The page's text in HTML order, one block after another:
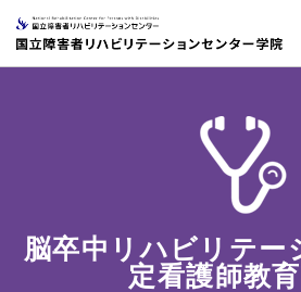
脳卒中リハビリテー
定看護師教